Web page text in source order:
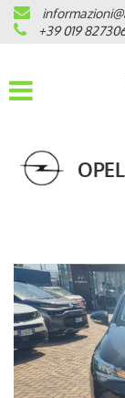
HOME
AZIENDA
OPEL
PRONTA CONSEGNA
VEICOLI CON
+39 019